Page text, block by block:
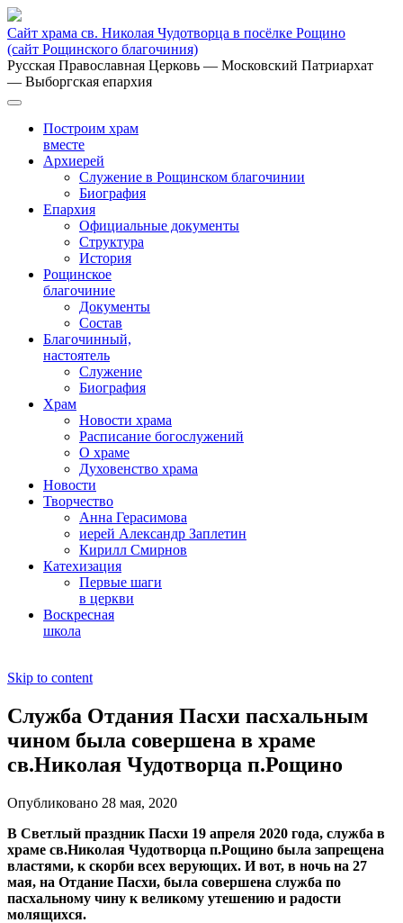
Сайт храма св. Николая Чудотворца в посёлке Рощино
(сайт Рощинского благочиния)
Русская Православная Церковь — Московский Патриархат
— Выборгская епархия
Построим храм
вместе
Архиерей
Служение в Рощинском благочинии
Биография
Епархия
Официальные документы
Структура
История
Рощинское
благочиние
Документы
Состав
Благочинный,
настоятель
Служение
Биография
Храм
Новости храма
Расписание богослужений
О храме
Духовенство храма
Новости
Творчество
Анна Герасимова
иерей Александр Заплетин
Кирилл Смирнов
Катехизация
Первые шаги
в церкви
Воскресная
школа
Skip to content
Служба Отдания Пасхи пасхальным
чином была совершена в храме
св.Николая Чудотворца п.Рощино
Опубликовано 28 мая, 2020
В Светлый праздник Пасхи 19 апреля 2020 года, служба в
храме св.Николая Чудотворца п.Рощино была запрещена
властями, к скорби всех верующих. И вот, в ночь на 27
мая, на Отдание Пасхи, была совершена служба по
пасхальному чину к великому утешению и радости
молящихся.